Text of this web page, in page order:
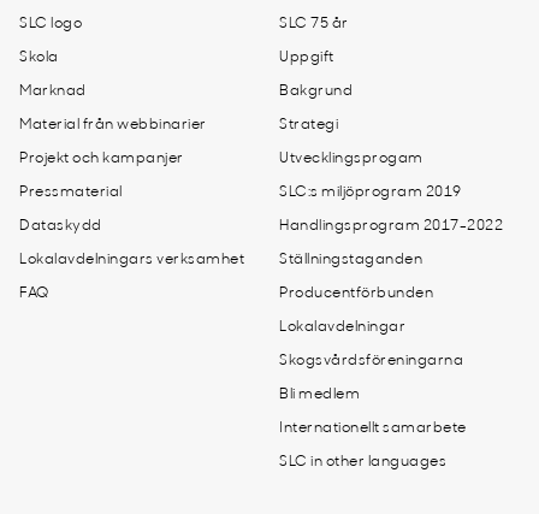
SLC logo
Skola
Marknad
Material från webbinarier
Projekt och kampanjer
Pressmaterial
Dataskydd
Lokalavdelningars verksamhet
FAQ
SLC 75 år
Uppgift
Bakgrund
Strategi
Utvecklingsprogam
SLC:s miljöprogram 2019
Handlingsprogram 2017-2022
Ställningstaganden
Producentförbunden
Lokalavdelningar
Skogsvårdsföreningarna
Bli medlem
Internationellt samarbete
SLC in other languages